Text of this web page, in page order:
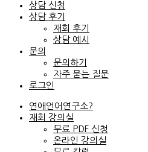
상담 신청
상담 후기
재회 후기
상담 예시
문의
문의하기
자주 묻는 질문
로그인
연애언어연구소?
재회 강의실
무료 PDF 신청
온라인 강의실